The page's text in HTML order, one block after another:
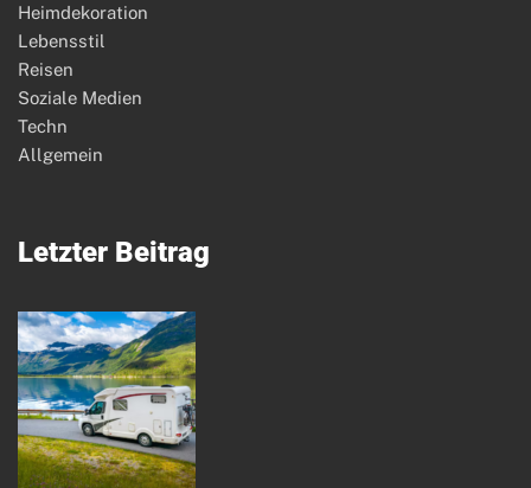
Heimdekoration
Lebensstil
Reisen
Soziale Medien
Techn
Allgemein
Letzter Beitrag